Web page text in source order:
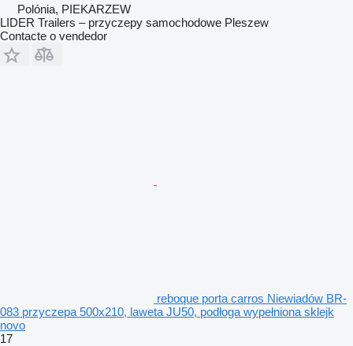
Polónia, PIEKARZEW
LIDER Trailers – przyczepy samochodowe Pleszew
Contacte o vendedor
reboque porta carros Niewiadów BR-
083 przyczepa 500x210, laweta JU50, podłoga wypełniona sklejk
novo
17